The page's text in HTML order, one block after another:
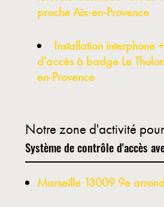
proche Aix-en-Provence
Installation interphone
d'accès à badge Le
en-Provence
Notre zone d'activité
Système de contrôle d'accès
Marseille 13009 9e